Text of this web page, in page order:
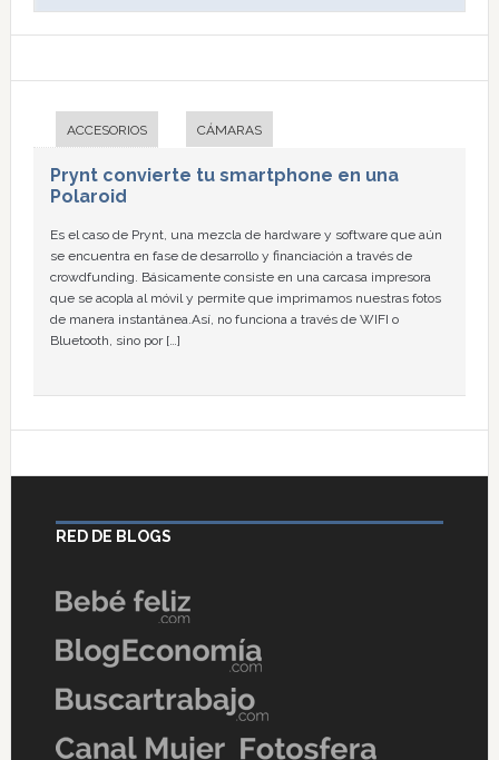
ACCESORIOS CÁMARAS
Prynt convierte tu smartphone en una
Polaroid
Es el caso de Prynt, una mezcla de hardware y software que aún
se encuentra en fase de desarrollo y financiación a través de
crowdfunding. Básicamente consiste en una carcasa impresora
que se acopla al móvil y permite que imprimamos nuestras fotos
de manera instantánea.Así, no funciona a través de WIFI o
Bluetooth, sino por […]
RED DE BLOGS